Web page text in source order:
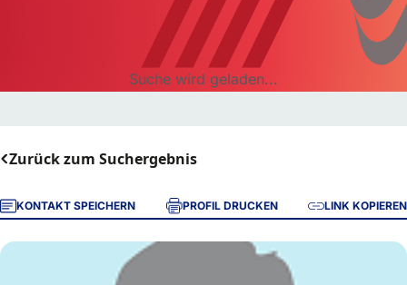
Suche wird geladen...
Zurück zum Suchergebnis
KONTAKT SPEICHERN PROFIL DRUCKEN LINK KOPIEREN